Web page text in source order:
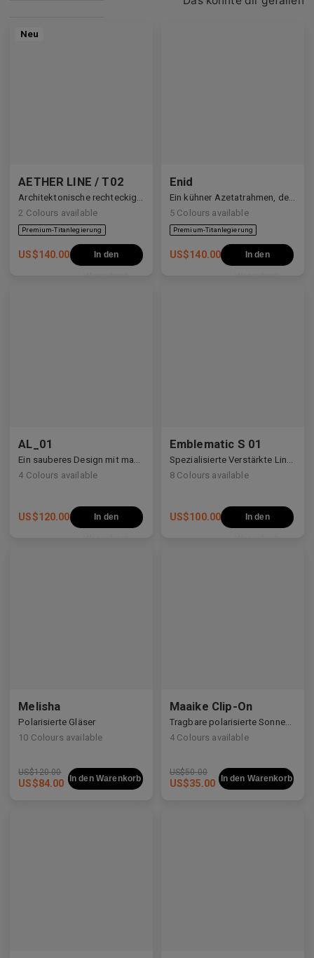
Neu
AETHER LINE / T02
Architektonische rechteckige Struktur aus hochwertigem Industrietitan gefertigt.
2 Colours available
US$140.00 In den
Enid
Ein kühner Azetatrahmen, der den Blick definiert.
5 Colours available
US$140.00 In den
AL_01
Ein sauberes Design mit maßgeschneiderten Bügeldetails, das das moderne Brillenhandwerk neu definiert.
4 Colours available
US$120.00 In den
Emblematic S 01
Spezialisierte Verstärkte Linsen
8 Colours available
US$100.00 In den
Melisha
Polarisierte Gläser
10 Colours available
US$120.00
US$84.00 In den Warenkorb
Maaike Clip-On
Tragbare polarisierte Sonnengläser
4 Colours available
US$50.00
US$35.00 In den Warenkorb